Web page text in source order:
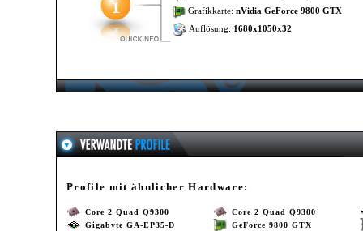
Grafikkarte: nVidia GeForce 9800 GTX
Auflösung: 1680x1050x32
Profile mit ähnlicher Hardware:
Core 2 Quad Q9300
Gigabyte GA-EP35-D
Core 2 Quad Q9300
GeForce 9800 GTX